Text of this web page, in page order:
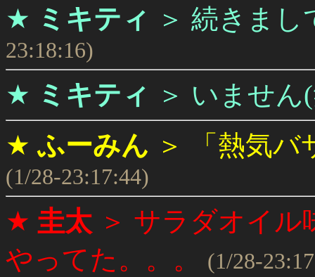
★ ミキティ ＞ 続きまし
23:18:16)
★ ミキティ ＞ いません
★ふーみん ＞ 「熱気
(1/28-23:17:44)
★ 圭太 ＞ サラダオイル
やってた。。。
(1/28-